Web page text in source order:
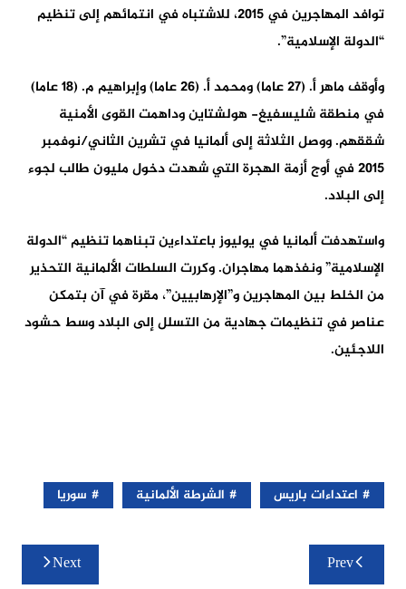
توافد المهاجرين في 2015، للاشتباه في انتمائهم إلى تنظيم
“الدولة الإسلامية”.
وأوقف ماهر أ. (27 عاما) ومحمد أ. (26 عاما) وإبراهيم م. (18 عاما)
في منطقة شليسفيغ- هولشتاين وداهمت القوى الأمنية
شققهم. ووصل الثلاثة إلى ألمانيا في تشرين الثاني/نوفمبر
2015 في أوج أزمة الهجرة التي شهدت دخول مليون طالب لجوء
إلى البلاد.
واستهدفت ألمانيا في يوليوز باعتداءين تبناهما تنظيم “الدولة
الإسلامية” ونفذهما مهاجران. وكررت السلطات الألمانية التحذير
من الخلط بين المهاجرين و”الإرهابيين”، مقرة في آن بتمكن
عناصر في تنظيمات جهادية من التسلل إلى البلاد وسط حشود
اللاجئين.
اعتداءات باريس الشرطة الألمانية سوريا
تصفّح
المقالات
Prev
Next